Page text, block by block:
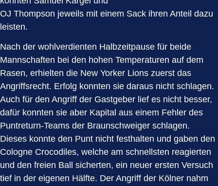
OJ Thompson jeweils mit einem Sack ihren Anteil dazu
leisten.
Nach der wohlverdienten Halbzeitpause für beide
Mannschaften bei den hohen Temperaturen auf dem
Rasen, erhielten die New Yorker Lions zuerst das
Angriffsrecht. Erfolg konnten sie daraus nicht schlagen.
Auch für den Angriff der Gastgeber lief es nicht besser,
dafür konnten sie aber Kapital aus einem Fehler des
Puntreturn-Teams der Braunschweiger schlagen.
Dieses konnte den Punt nicht festhalten und gaben den
Cologne Crocodiles, welche am schnellsten reagierten
und den freien Ball sicherten, ein neuer ersten Versuch
tief in der eigenen Hälfte. Der Angriff der Kölner nahm